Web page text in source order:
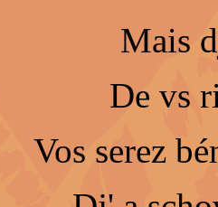
Mais
De vs
Vos serez